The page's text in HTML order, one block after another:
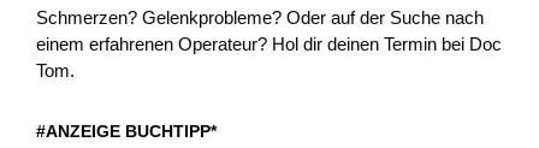
Schmerzen? Gelenkprobleme? Oder auf der Suche nach
einem erfahrenen Operateur? Hol dir deinen Termin bei Doc
Tom.
#ANZEIGE BUCHTIPP*